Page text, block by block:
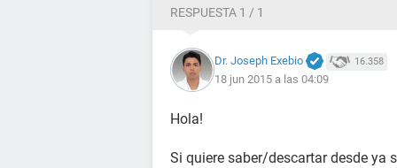
RESPUESTA 1 / 1
Dr. Joseph Exebio 16.358
18 jun 2015 a las 04:09
Hola!
Si quiere saber/descartar desde ya